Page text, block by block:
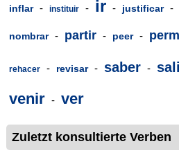
inflar - instituir - ir - justificar -
nombrar - partir - peer -
rehacer - revisar - saber -
venir - ver
Zuletzt konsultierte Verben